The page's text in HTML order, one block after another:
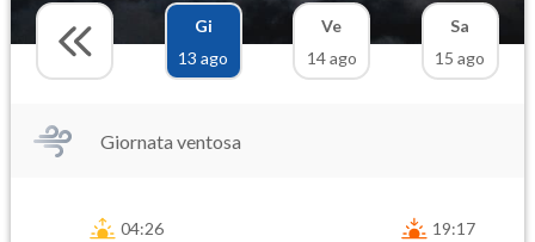
Gi
13 ago
Ve
14 ago
Sa
15 ago
Giornata ventosa
04:26 19:17